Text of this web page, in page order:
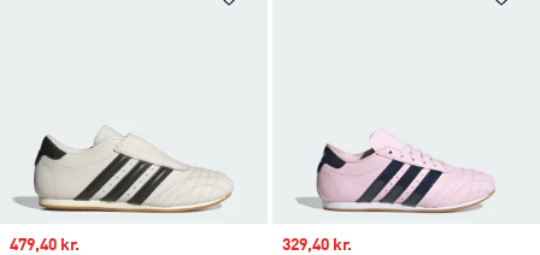
Sale price
479,40 kr. Sale price
329,40 kr.